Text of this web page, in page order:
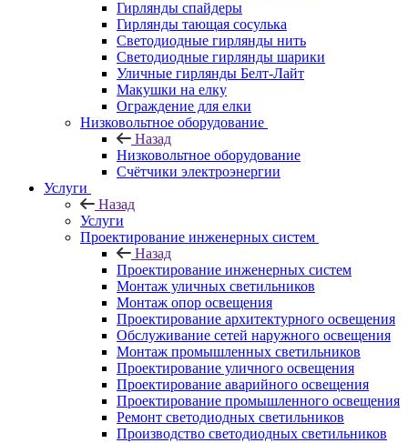
Гирлянды спайдеры
Гирлянды тающая сосулька
Светодиодные гирлянды нить
Светодиодные гирлянды шарики
Уличные гирлянды Белт-Лайт
Макушки на елку
Ограждение для елки
Низковольтное оборудование
Назад
Низковольтное оборудование
Счётчики электроэнергии
Услуги
Назад
Услуги
Проектирование инженерных систем
Назад
Проектирование инженерных систем
Монтаж уличных светильников
Монтаж опор освещения
Проектирование архитектурного освещения
Обслуживание сетей наружного освещения
Монтаж промышленных светильников
Проектирование уличного освещения
Проектирование аварийного освещения
Проектирование промышленного освещения
Ремонт светодиодных светильников
Производство светодиодных светильников